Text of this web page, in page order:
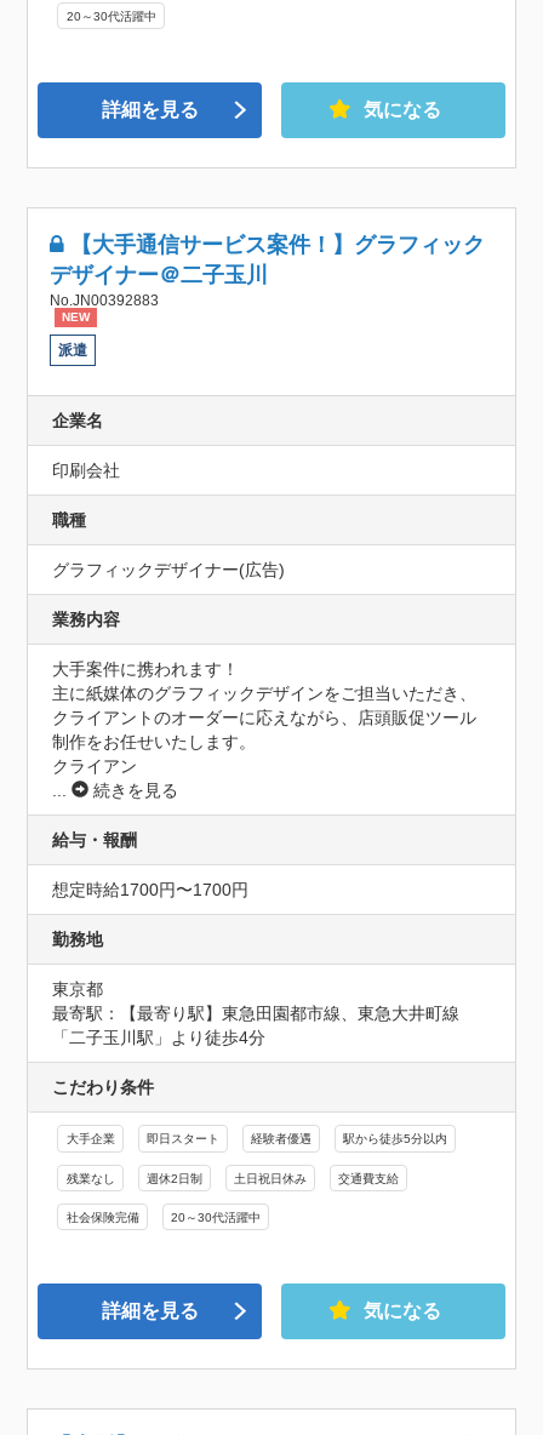
20～30代活躍中
詳細を見る 気になる
【大手通信サービス案件！】グラフィック
デザイナー＠二子玉川
No.JN00392883
NEW
派遣
企業名
印刷会社
職種
グラフィックデザイナー(広告)
業務内容
大手案件に携われます！
主に紙媒体のグラフィックデザインをご担当いただき、
クライアントのオーダーに応えながら、店頭販促ツール
制作をお任せいたします。
クライアン
...
続きを見る
給与・報酬
想定時給1700円〜1700円
勤務地
東京都
最寄駅：【最寄り駅】東急⽥園都市線、東急⼤井町線
「⼆⼦⽟川駅」より徒歩4分
こだわり条件
大手企業 即日スタート 経験者優遇 駅から徒歩5分以内
残業なし 週休2日制 土日祝日休み 交通費支給
社会保険完備 20～30代活躍中
詳細を見る 気になる